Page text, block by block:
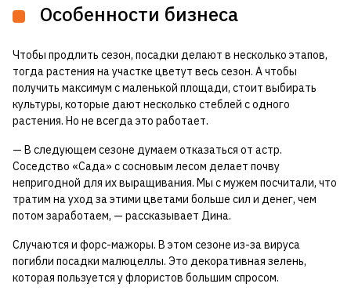
Особенности бизнеса
Чтобы продлить сезон, посадки делают в несколько этапов,
тогда растения на участке цветут весь сезон. А чтобы
получить максимум с маленькой площади, стоит выбирать
культуры, которые дают несколько стеблей с одного
растения. Но не всегда это работает.
— В следующем сезоне думаем отказаться от астр.
Соседство «Сада» с сосновым лесом делает почву
непригодной для их выращивания. Мы с мужем посчитали, что
тратим на уход за этими цветами больше сил и денег, чем
потом заработаем, — рассказывает Дина.
Случаются и форс-мажоры. В этом сезоне из-за вируса
погибли посадки малюцеллы. Это декоративная зелень,
которая пользуется у флористов большим спросом.